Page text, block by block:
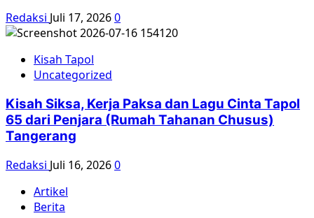
Redaksi Juli 17, 20260
Kisah Tapol
Uncategorized
Kisah Siksa, Kerja Paksa dan Lagu Cinta Tapol
65 dari Penjara (Rumah Tahanan Chusus)
Tangerang
Redaksi Juli 16, 20260
Artikel
Berita